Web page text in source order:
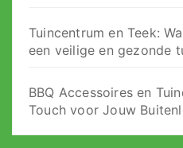
Tuincentrum en Teek:
een veilige en gezonde
BBQ Accessoires en
Touch voor Jouw